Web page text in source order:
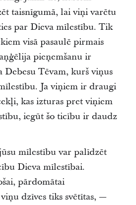
taisnīgumā, lai viņi varētu
par Dieva mīlestību. Tik
visā pasaulē pirmais
pieņemšanu ir
Debesu Tēvam, kurš viņus
Ja viņiem ir draugi
kas izturas pret viņiem
iegūt šo ticību ir daudz
mīlestību var palīdzēt
Dieva mīlestībai.
pārdomātai
dzīves tiks svētītas, —